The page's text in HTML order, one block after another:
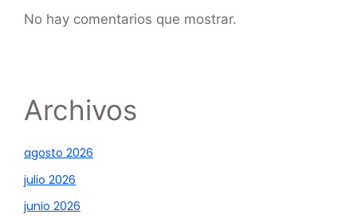
No hay comentarios que mostrar.
Archivos
agosto 2026
julio 2026
junio 2026